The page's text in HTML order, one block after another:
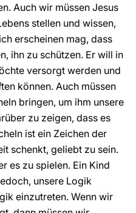
Auch wir müssen Jesus
stellen und wissen,
erscheinen mag, dass
ihn zu schützen. Er will in
versorgt werden und
können. Auch müssen
bringen, um ihm unsere
zu zeigen, dass es
ist ein Zeichen der
schenkt, geliebt zu sein.
es zu spielen. Ein Kind
unsere Logik
einzutreten. Wenn wir